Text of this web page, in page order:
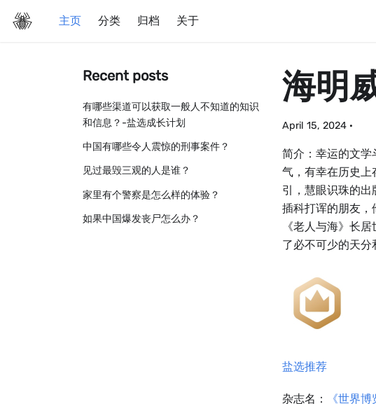
主页 分类 归档 关于
Recent posts
有哪些渠道可以获取一般人不知道的知识
和信息？-盐选成长计划
中国有哪些令人震惊的刑事案件？
见过最毁三观的人是谁？
家里有个警察是怎么样的体验？
如果中国爆发丧尸怎么办？
海明
April 15, 2024 ·
简介：幸运的文学
气，有幸在历史上
引，慧眼识珠的出
插科打诨的朋友，
《老人与海》长
了必不可少的天分
盐选推荐
杂志名： 《世界